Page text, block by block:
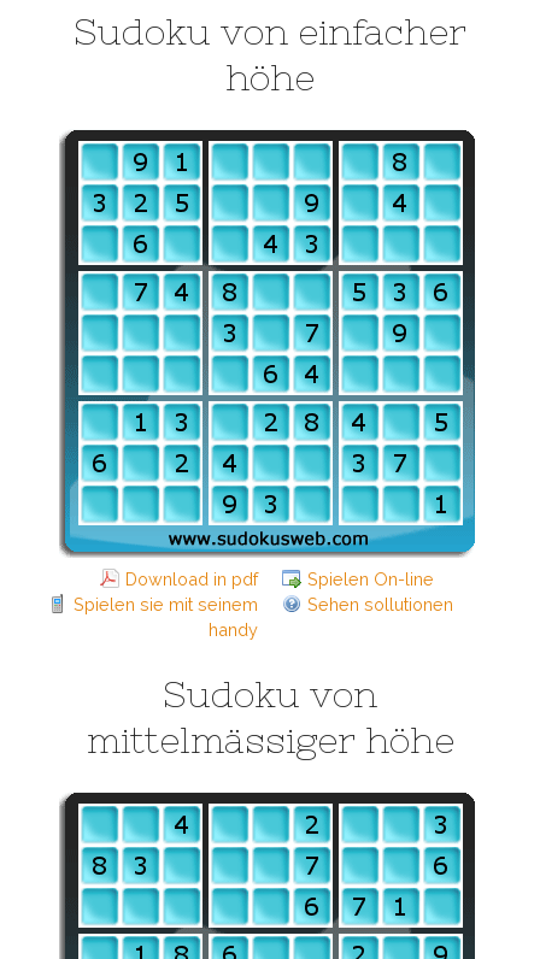
Sudoku von einfacher
höhe
Download in pdf
Spielen On-line
Spielen sie mit seinem
handy
Sehen sollutionen
Sudoku von
mittelmässiger höhe